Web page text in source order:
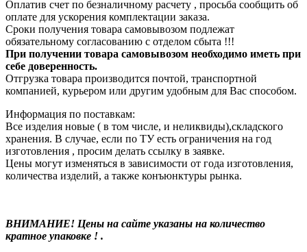
Оплатив счет по безналичному расчету , просьба сообщить об
оплате для ускорения комплектации заказа.
Сроки получения товара самовывозом подлежат
обязательному согласованию с отделом сбыта !!!
При получении товара самовывозом необходимо иметь при
себе доверенность.
Отгрузка товара производится почтой, транспортной
компанией, курьером или другим удобным для Вас способом.
Информация по поставкам:
Все изделия новые ( в том числе, и неликвиды),складского
хранения. В случае, если по ТУ есть ограничения на год
изготовления , просим делать ссылку в заявке.
Цены могут изменяться в зависимости от года изготовления,
количества изделий, а также конъюнктуры рынка.
ВНИМАНИЕ! Цены на сайте указаны на количество
кратное упаковке ! .